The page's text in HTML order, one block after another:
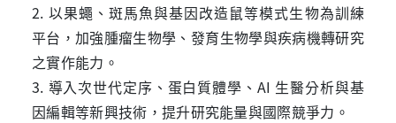
2. 以果蠅、斑馬魚與基因改造鼠等模式生物為訓練
平台，加強腫瘤生物學、發育生物學與疾病機轉研究
之實作能力。
3. 導入次世代定序、蛋白質體學、AI 生醫分析與基
因編輯等新興技術，提升研究能量與國際競爭力。